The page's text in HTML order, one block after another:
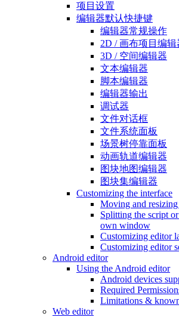
项目设置
编辑器默认快捷键
编辑器常规操作
2D / 画布项目编辑
3D / 空间编辑器
文本编辑器
脚本编辑器
编辑器输出
调试器
文件对话框
文件系统面板
场景树停靠面板
动画轨道编辑器
图块地图编辑器
图块集编辑器
Customizing the interface
Moving and
Splitting the script
own window
Customizing editor
Customizing editor
Android editor
Using the Android editor
Android devices
Required
Limitations &
Web editor